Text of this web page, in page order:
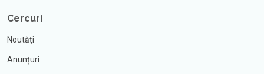
Cercuri
Noutăți
Anunțuri